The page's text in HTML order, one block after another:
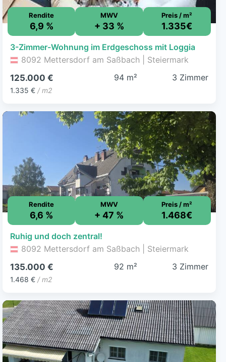
Rendite
6,9 %
MWV
+ 33 %
Preis / m²
1.335€
3-Zimmer-Wohnung im Erdgeschoss mit Loggia
8092 Mettersdorf am Saßbach | Steiermark
125.000 €
1.335 € / m2
94 m² 3 Zimmer
Rendite
6,6 %
MWV
+ 47 %
Preis / m²
1.468€
Ruhig und doch zentral!
8092 Mettersdorf am Saßbach | Steiermark
135.000 €
1.468 € / m2
92 m² 3 Zimmer